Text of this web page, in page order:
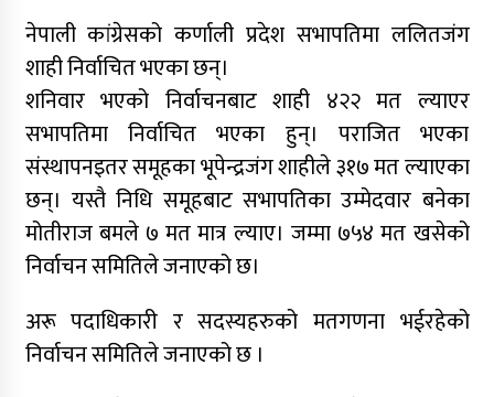
नेपाली कांग्रेसका वरिष्ठ नेता गोपालमान श्रेष्ठको निधन
सुर्खेतमा जिप दुर्घटना,१५ जना घाइते
जुम्लामा चरेससहित २१ वर्षीय युवक पक्राउ
जुम्लामा बेहोस अवस्थामा फेला परेका युवाको मृत्यु
कर्णालीमा कांग्रेसका चार मन्त्रीहरूले दिए राजीनामा
नेपाली कांग्रेसको कर्णाली प्रदेश सभापतिमा ललितजंग
शाही निर्वाचित भएका छन्।
शनिवार भएको निर्वाचनबाट शाही ४२२ मत ल्याएर
सभापतिमा निर्वाचित भएका हुन्। पराजित भएका
संस्थापनइतर समूहका भूपेन्द्रजंग शाहीले ३१७ मत ल्याएका
छन्। यस्तै निधि समूहबाट सभापतिका उम्मेदवार बनेका
मोतीराज बमले ७ मत मात्र ल्याए। जम्मा ७५४ मत खसेको
निर्वाचन समितिले जनाएको छ।
अरू पदाधिकारी र सदस्यहरुको मतगणना भईरहेको
निर्वाचन समितिले जनाएको छ ।